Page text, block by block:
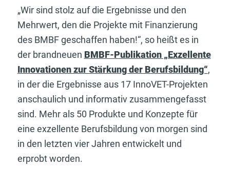
„Wir sind stolz auf die Ergebnisse und den
Mehrwert, den die Projekte mit Finanzierung
des BMBF geschaffen haben!“, so heißt es in
der brandneuen BMBF-Publikation „Exzellente
Innovationen zur Stärkung der Berufsbildung“,
in der die Ergebnisse aus 17 InnoVET-Projekten
anschaulich und informativ zusammengefasst
sind. Mehr als 50 Produkte und Konzepte für
eine exzellente Berufsbildung von morgen sind
in den letzten vier Jahren entwickelt und
erprobt worden.